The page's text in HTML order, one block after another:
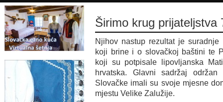
Širimo krug prijateljstva
Njihov nastup rezultat je suradnje
koji brine i o slovačkoj baštini te
koji su potpisale lipovljanska
hrvatska. Glavni sadržaj
Slovačke imali su svoje mjesne
mjestu Velike Zalužije.